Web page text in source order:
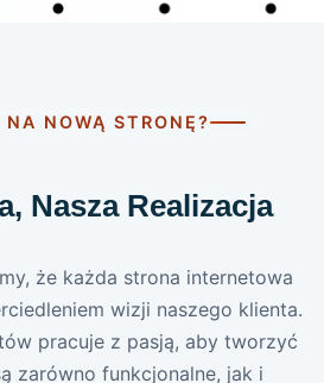
NA NOWĄ STRONĘ?
Nasza Realizacja
że każda strona internetowa
wizji naszego klienta.
pracuje z pasją, aby tworzyć
zarówno funkcjonalne, jak i